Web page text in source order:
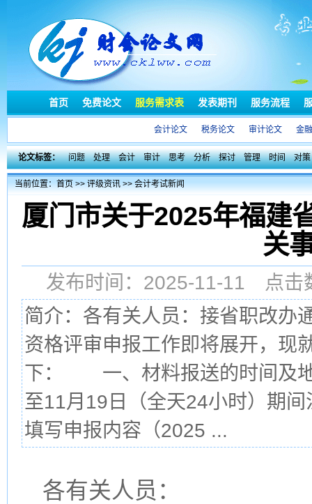
首页 免费论文 服务需求表 发表期刊 服务流程
会计论文 税务论文 审计论文 金
论文标签： 问题 处理 会计 审计 思考 分析 探讨 管理 时间 对策
当前位置：首页>>评级资讯>>会计考试新闻
厦门市关于2025年福建
关
发布时间：2025-11-11 点
简介：各有关人员：接省职改办
资格评审申报工作即将展开，现
下： 一、材料报送的时间及
至11月19日（全天24小时）期
填写申报内容（2025 ...
各有关人员：